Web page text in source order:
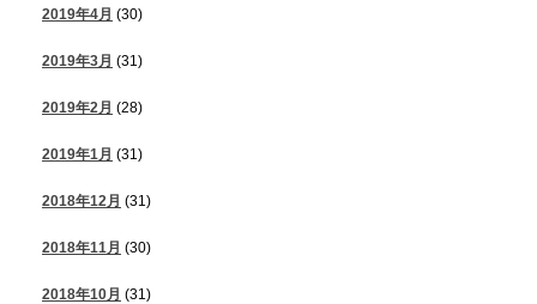
2019年4月 (30)
2019年3月 (31)
2019年2月 (28)
2019年1月 (31)
2018年12月 (31)
2018年11月 (30)
2018年10月 (31)